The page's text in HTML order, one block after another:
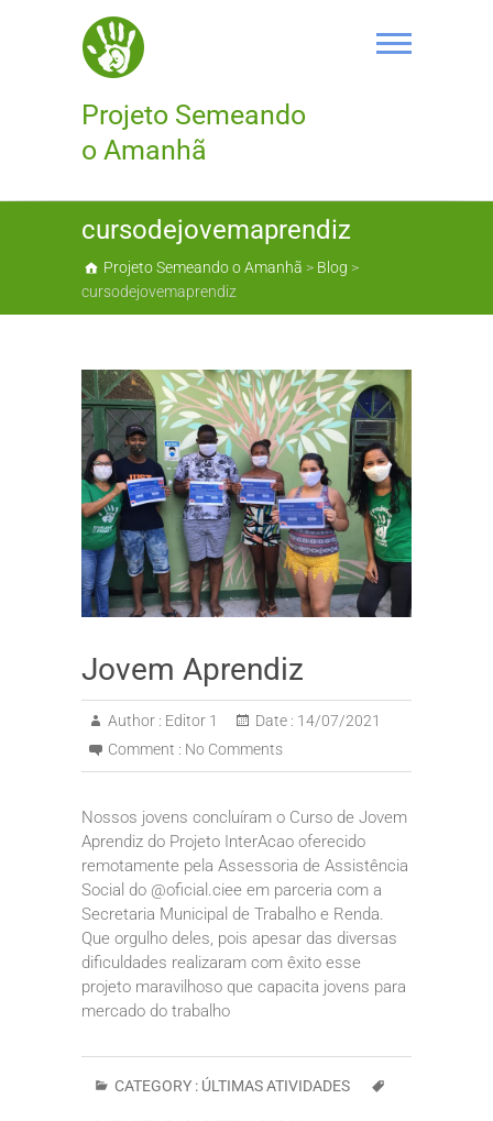
Projeto Semeando
o Amanhã
cursodejovemaprendiz
Projeto Semeando o Amanhã > Blog >
cursodejovemaprendiz
Jovem Aprendiz
Author : Editor 1 Date : 14/07/2021
Comment : No Comments
Nossos jovens concluíram o Curso de Jovem
Aprendiz do Projeto InterAcao oferecido
remotamente pela Assessoria de Assistência
Social do @oficial.ciee em parceria com a
Secretaria Municipal de Trabalho e Renda.
Que orgulho deles, pois apesar das diversas
dificuldades realizaram com êxito esse
projeto maravilhoso que capacita jovens para
mercado do trabalho
CATEGORY : ÚLTIMAS ATIVIDADES